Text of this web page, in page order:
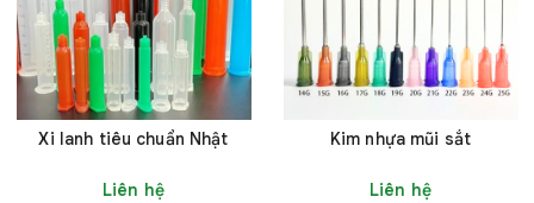
Xi lanh tiêu chuẩn Nhật
Liên hệ
Kim nhựa mũi sắt
Liên hệ